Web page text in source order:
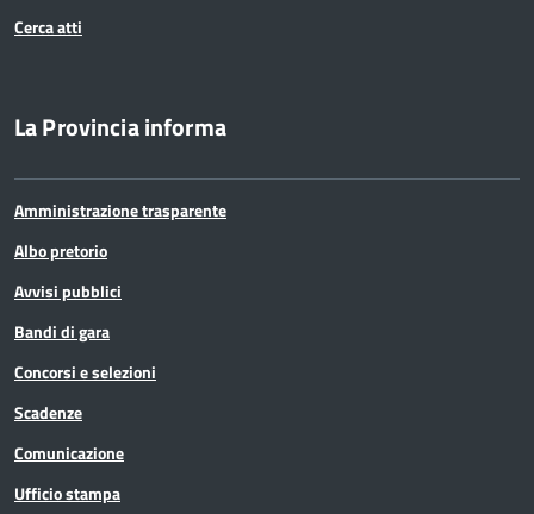
Cerca atti
La Provincia informa
Amministrazione trasparente
Albo pretorio
Avvisi pubblici
Bandi di gara
Concorsi e selezioni
Scadenze
Comunicazione
Ufficio stampa